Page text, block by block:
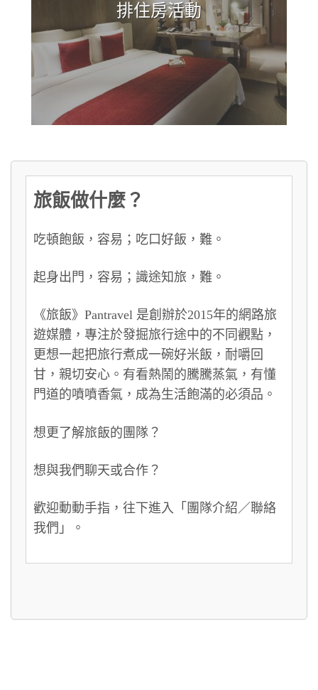
排住房活動
旅飯做什麼？
吃頓飽飯，容易；吃口好飯，難。
起身出門，容易；識途知旅，難。
《旅飯》Pantravel 是創辦於2015年的網路旅
遊媒體，專注於發掘旅行途中的不同觀點，
更想一起把旅行煮成一碗好米飯，耐嚼回
甘，親切安心。有看熱鬧的騰騰蒸氣，有懂
門道的噴噴香氣，成為生活飽滿的必須品。
想更了解旅飯的團隊？
想與我們聊天或合作？
歡迎動動手指，往下進入「團隊介紹／聯絡
我們」。